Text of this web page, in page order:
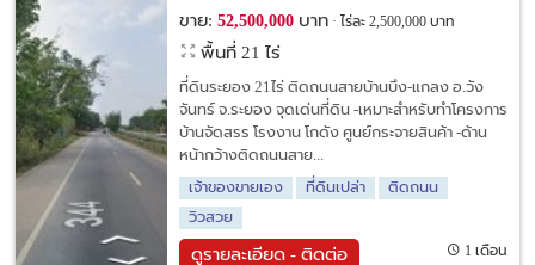
ขาย: 52,500,000บาท ไร่ละ 2,500,000 บาท
พื้นที่ 21 ไร่
ที่ดินระยอง 21ไร่ ติดถนนสายบ้านบึง-แกลง อ.วัง
จันทร์ จ.ระยอง จุดเด่นที่ดิน -เหมาะสำหรับทำโครงการ
บ้านจัดสรร โรงงาน โกดัง ศูนย์กระจายสินค้า -ด้าน
หน้ากว้างติดถนนสาย...
เจ้าของขายเอง
ที่ดินเปล่า
ติดถนน
วิวสวย
ดูรายละเอียด - ติดต่อ 1 เดือน